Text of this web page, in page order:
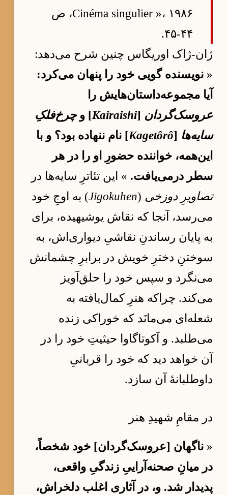
Cinéma singulier »، ۱۹۸۶، ص
۴۴-۴۵.
ژان-ژاک اوریگاس چنین شرح می‌دهد:
« نویسنده گویی خود را پنهان می‌کرد:
آیا مجموعه‌داستان‌هایش را
عروسک‌گردان [
Kairaishi] وچرخ‌فلکِ
سایه‌ها [
Kagetôrô] نام ننهاده بود؟ و با
این‌همه، خواننده حضورِ او را در هر
سطر درمی‌یافت. » این تئاترِ سایه‌ها در
تصاویرِ دوزخی (
Jigokuhen) به اوجِ خود
می‌رسد، آنجا که نقاش یوشیهیده، برای
به پایان رساندنِ نقاشیِ دیواری‌اش، به
سوختنِ دخترِ خویش در برابرِ چشمانش
می‌نگرد و سپس خود را حلق‌آویز
می‌کند. چراکه هنرِ کمال‌یافته به
شعله‌ای می‌مانَد که خوراکی زنده
می‌طلبد. و آکوتاگاوا حیثیتِ خود را در
آن خواهد دید که خود را قربانیِ
داوطلبانهٔ آن سازد.
در مقامِ شهیدِ هنر
« ناگهان [عروسک‌گردان] خود شخصاً،
در میانِ صحنه‌آراییِ زندگیِ واقعی،
پدیدار شد. و، در آثاری اغلب دلخراش،